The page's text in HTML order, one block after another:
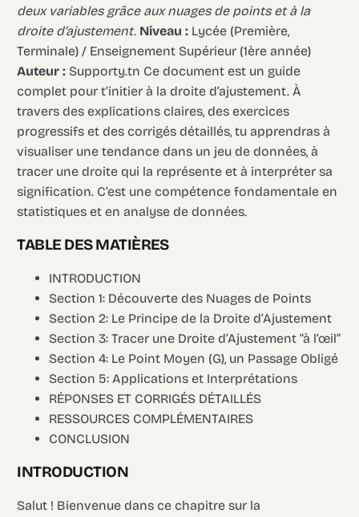
deux variables grâce aux nuages de points et à la
droite d’ajustement. Niveau : Lycée (Première,
Terminale) / Enseignement Supérieur (1ère année)
Auteur : Supporty.tn Ce document est un guide
complet pour t’initier à la droite d’ajustement. À
travers des explications claires, des exercices
progressifs et des corrigés détaillés, tu apprendras à
visualiser une tendance dans un jeu de données, à
tracer une droite qui la représente et à interpréter sa
signification. C’est une compétence fondamentale en
statistiques et en analyse de données.
TABLE DES MATIÈRES
INTRODUCTION
Section 1: Découverte des Nuages de Points
Section 2: Le Principe de la Droite d’Ajustement
Section 3: Tracer une Droite d’Ajustement “à l’œil”
Section 4: Le Point Moyen (G), un Passage Obligé
Section 5: Applications et Interprétations
RÉPONSES ET CORRIGÉS DÉTAILLÉS
RESSOURCES COMPLÉMENTAIRES
CONCLUSION
INTRODUCTION
Salut ! Bienvenue dans ce chapitre sur la